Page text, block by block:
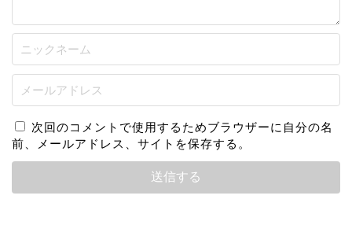
次回のコメントで使用するためブラウザーに自分の名
前、メールアドレス、サイトを保存する。